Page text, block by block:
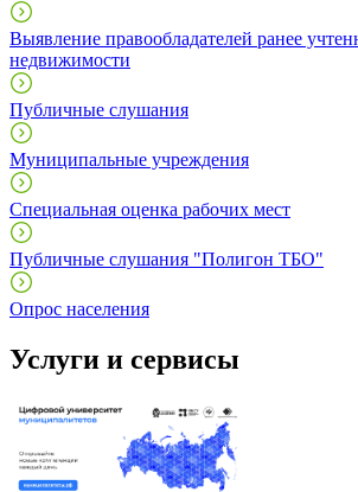
Выявление правообладателей ранее
недвижимости
Публичные слушания
Муниципальные учреждения
Специальная оценка рабочих мест
Публичные слушания "Полигон ТБО"
Опрос населения
Услуги и сервисы